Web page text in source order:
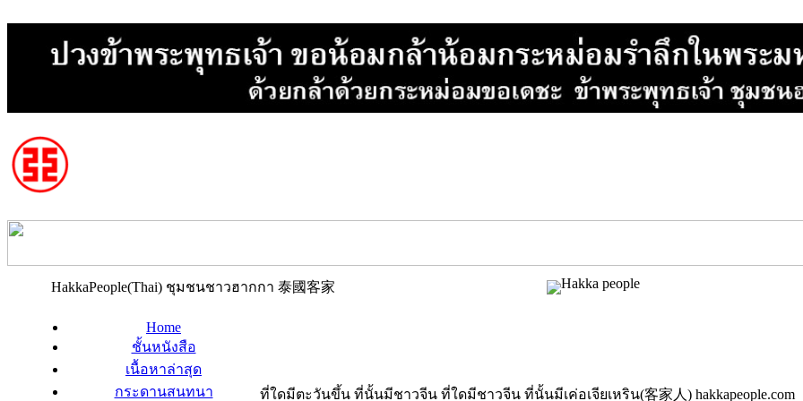
HakkaPeople(Thai) ชุมชนชาวฮากกา 泰國客家
Home
ชั้นหนังสือ
เนื้อหาล่าสุด
กระดานสนทนา
ที่ใดมีตะวันขึ้น ที่นั้นมีชาวจีน ที่ใดมีชาวจีน ที่นั้นมีเค่อเจียเหริน(客家人) hakkapeople.com